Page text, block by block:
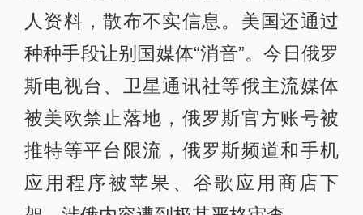
人资料，散布不实信息。美国还通过
种种手段让别国媒体“消音”。今日俄罗
斯电视台、卫星通讯社等俄主流媒体
被美欧禁止落地，俄罗斯官方账号被
推特等平台限流，俄罗斯频道和手机
应用程序被苹果、谷歌应用商店下